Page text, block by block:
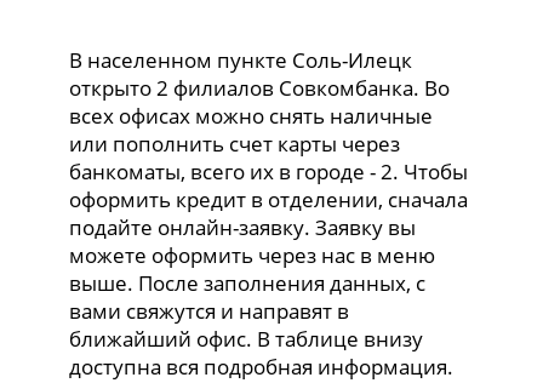
В населенном пункте Соль-Илецк
открыто 2 филиалов Совкомбанка. Во
всех офисах можно снять наличные
или пополнить счет карты через
банкоматы, всего их в городе - 2. Чтобы
оформить кредит в отделении, сначала
подайте онлайн-заявку. Заявку вы
можете оформить через нас в меню
выше. После заполнения данных, с
вами свяжутся и направят в
ближайший офис. В таблице внизу
доступна вся подробная информация.